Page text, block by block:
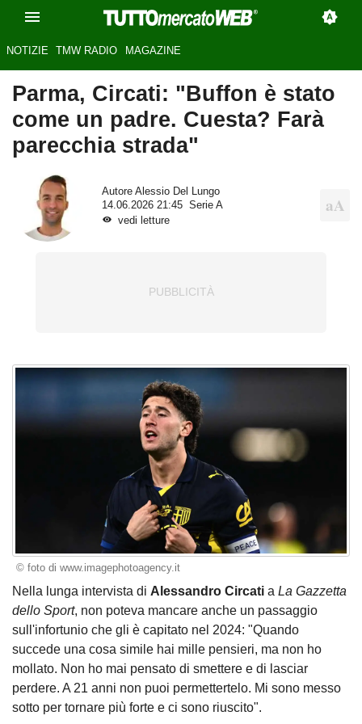
NOTIZIE TMW RADIO MAGAZINE
Parma, Circati: "Buffon è stato
come un padre. Cuesta? Farà
parecchia strada"
Autore Alessio Del Lungo
14.06.2026 21:45
Serie A
vedi letture
© foto di www.imagephotoagency.it
Nella lunga intervista di Alessandro Circati a La Gazzetta
dello Sport, non poteva mancare anche un passaggio
sull'infortunio che gli è capitato nel 2024: "Quando
succede una cosa simile hai mille pensieri, ma non ho
mollato. Non ho mai pensato di smettere e di lasciar
perdere. A 21 anni non puoi permettertelo. Mi sono messo
sotto per tornare più forte e ci sono riuscito".